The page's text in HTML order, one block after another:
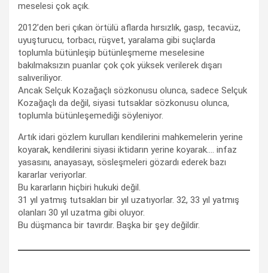
meselesi çok açık.
2012’den beri çıkan örtülü aflarda hırsızlık, gasp, tecavüz,
uyuşturucu, torbacı, rüşvet, yaralama gibi suçlarda
toplumla bütünleşip bütünleşmeme meselesine
bakılmaksızın puanlar çok çok yüksek verilerek dışarı
salıveriliyor.
Ancak Selçuk Kozağaçlı sözkonusu olunca, sadece Selçuk
Kozağaçlı da değil, siyasi tutsaklar sözkonusu olunca,
toplumla bütünleşemediği söyleniyor.
Artık idari gözlem kurulları kendilerini mahkemelerin yerine
koyarak, kendilerini siyasi iktidarın yerine koyarak…. infaz
yasasını, anayasayı, sösleşmeleri gözardı ederek bazı
kararlar veriyorlar.
Bu kararların hiçbiri hukuki değil.
31 yıl yatmış tutsakları bir yıl uzatıyorlar. 32, 33 yıl yatmış
olanları 30 yıl uzatma gibi oluyor.
Bu düşmanca bir tavırdır. Başka bir şey değildir.